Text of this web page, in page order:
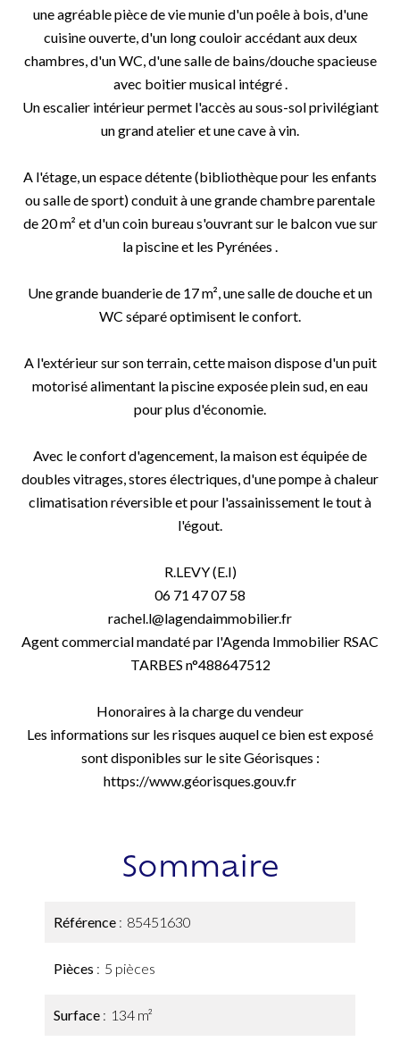
une agréable pièce de vie munie d'un poêle à bois, d'une
cuisine ouverte, d'un long couloir accédant aux deux
chambres, d'un WC, d'une salle de bains/douche spacieuse
avec boitier musical intégré .
Un escalier intérieur permet l'accès au sous-sol privilégiant
un grand atelier et une cave à vin.
A l'étage, un espace détente (bibliothèque pour les enfants
ou salle de sport) conduit à une grande chambre parentale
de 20 m² et d'un coin bureau s'ouvrant sur le balcon vue sur
la piscine et les Pyrénées .
Une grande buanderie de 17 m², une salle de douche et un
WC séparé optimisent le confort.
A l'extérieur sur son terrain, cette maison dispose d'un puit
motorisé alimentant la piscine exposée plein sud, en eau
pour plus d'économie.
Avec le confort d'agencement, la maison est équipée de
doubles vitrages, stores électriques, d'une pompe à chaleur
climatisation réversible et pour l'assainissement le tout à
l'égout.
R.LEVY (E.I)
06 71 47 07 58
rachel.l@lagendaimmobilier.fr
Agent commercial mandaté par l'Agenda Immobilier RSAC
TARBES n°488647512
Honoraires à la charge du vendeur
Les informations sur les risques auquel ce bien est exposé
sont disponibles sur le site Géorisques :
https://www.géorisques.gouv.fr
Sommaire
Référence 85451630
Pièces 5 pièces
Surface 134 m²